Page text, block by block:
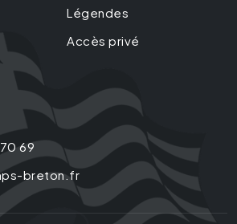
Légendes
Accès privé
69
breton.fr